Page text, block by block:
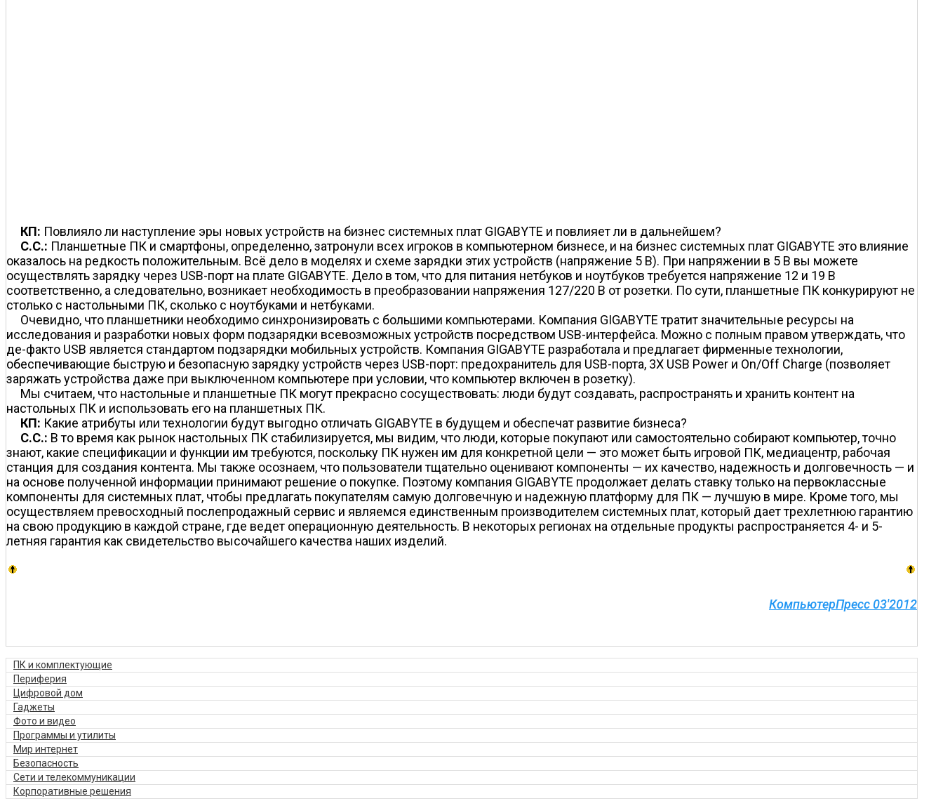
КП: Повлияло ли наступление эры новых устройств на бизнес системных плат GIGABYTE и повлияет ли в дальнейшем?
C.C.: Планшетные ПК и смартфоны, определенно, затронули всех игроков в компьютерном бизнесе, и на бизнес системных плат GIGABYTE это влияние
оказалось на редкость положительным. Всё дело в моделях и схеме зарядки этих устройств (напряжение 5 В). При напряжении в 5 В вы можете
осуществлять зарядку через USB-порт на плате GIGABYTE. Дело в том, что для питания нетбуков и ноутбуков требуется напряжение 12 и 19 В
соответственно, а следовательно, возникает необходимость в преобразовании напряжения 127/220 В от розетки. По сути, планшетные ПК конкурируют не
столько с настольными ПК, сколько с ноутбуками и нетбуками.
Очевидно, что планшетники необходимо синхронизировать с большими компьютерами. Компания GIGABYTE тратит значительные ресурсы на
исследования и разработки новых форм подзарядки всевозможных устройств посредством USB-интерфейса. Можно с полным правом утверждать, что
де-факто USB является стандартом подзарядки мобильных устройств. Компания GIGABYTE разработала и предлагает фирменные технологии,
обеспечивающие быструю и безопасную зарядку устройств через USB-порт: предохранитель для USB-порта, 3X USB Power и On/Off Charge (позволяет
заряжать устройства даже при выключенном компьютере при условии, что компьютер включен в розетку).
Мы считаем, что настольные и планшетные ПК могут прекрасно сосуществовать: люди будут создавать, распространять и хранить контент на
настольных ПК и использовать его на планшетных ПК.
КП: Какие атрибуты или технологии будут выгодно отличать GIGABYTE в будущем и обеспечат развитие бизнеса?
C.C.: В то время как рынок настольных ПК стабилизируется, мы видим, что люди, которые покупают или самостоятельно собирают компьютер, точно
знают, какие спецификации и функции им требуются, поскольку ПК нужен им для конкретной цели — это может быть игровой ПК, медиацентр, рабочая
станция для создания контента. Мы также осознаем, что пользователи тщательно оценивают компоненты — их качество, надежность и долговечность — и
на основе полученной информации принимают решение о покупке. Поэтому компания GIGABYTE продолжает делать ставку только на первоклассные
компоненты для системных плат, чтобы предлагать покупателям самую долговечную и надежную платформу для ПК — лучшую в мире. Кроме того, мы
осуществляем превосходный послепродажный сервис и являемся единственным производителем системных плат, который дает трехлетнюю гарантию
на свою продукцию в каждой стране, где ведет операционную деятельность. В некоторых регионах на отдельные продукты распространяется 4- и 5-
летняя гарантия как свидетельство высочайшего качества наших изделий.
КомпьютерПресс 03'2012
ПК и комплектующие
Периферия
Цифровой дом
Гаджеты
Фото и видео
Программы и утилиты
Мир интернет
Безопасность
Сети и телекоммуникации
Корпоративные решения